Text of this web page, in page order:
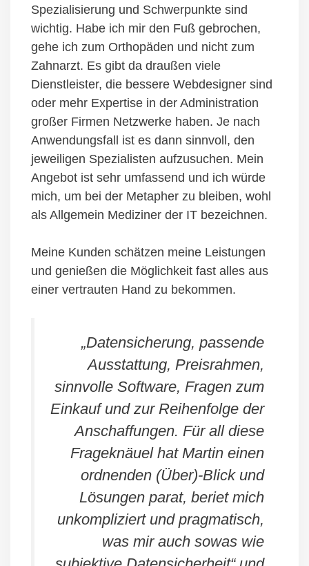
Spezialisierung und Schwerpunkte sind
wichtig. Habe ich mir den Fuß gebrochen,
gehe ich zum Orthopäden und nicht zum
Zahnarzt. Es gibt da draußen viele
Dienstleister, die bessere Webdesigner sind
oder mehr Expertise in der Administration
großer Firmen Netzwerke haben. Je nach
Anwendungsfall ist es dann sinnvoll, den
jeweiligen Spezialisten aufzusuchen. Mein
Angebot ist sehr umfassend und ich würde
mich, um bei der Metapher zu bleiben, wohl
als Allgemein Mediziner der IT bezeichnen.
Meine Kunden schätzen meine Leistungen
und genießen die Möglichkeit fast alles aus
einer vertrauten Hand zu bekommen.
„Datensicherung, passende
Ausstattung, Preisrahmen,
sinnvolle Software, Fragen zum
Einkauf und zur Reihenfolge der
Anschaffungen. Für all diese
Frageknäuel hat Martin einen
ordnenden (Über)-Blick und
Lösungen parat, beriet mich
unkompliziert und pragmatisch,
was mir auch sowas wie